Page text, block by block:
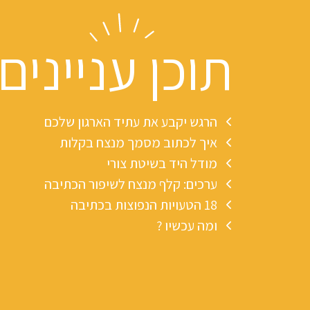
תוכן
הרגש יקבע את עתיד הארגון שלכם
איך לכתוב מסמך מנצח בקלות
מודל היד בשיטת צורי
ערכים: קלף מנצח לשיפור הכתיבה
18 הטעויות הנפוצות בכתיבה
ומה עכשיו ?